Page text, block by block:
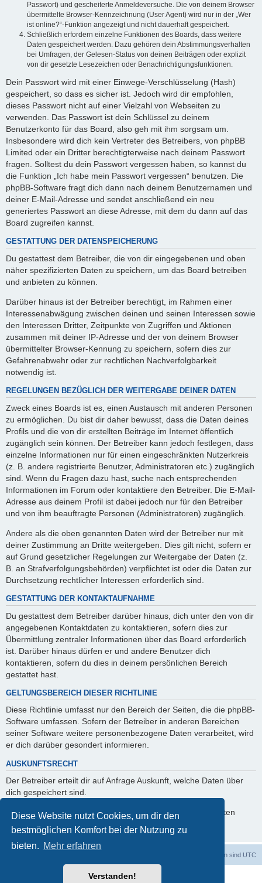
Diese Website nutzt Cookies, um dir den
bestmöglichen Komfort bei der Nutzung zu
bieten. Mehr erfahren
Verstanden!
Passwort) und gescheiterte Anmeldeversuche. Die von deinem Browser
übermittelte Browser-Kennzeichnung (User Agent) wird nur in der „Wer
ist online?“-Funktion angezeigt und nicht dauerhaft gespeichert.
Schließlich erfordern einzelne Funktionen des Boards, dass weitere
Daten gespeichert werden. Dazu gehören dein Abstimmungsverhalten
bei Umfragen, der Gelesen-Status von deinen Beiträgen oder explizit
von dir gesetzte Lesezeichen oder Benachrichtigungsfunktionen.
Dein Passwort wird mit einer Einwege-Verschlüsselung (Hash)
gespeichert, so dass es sicher ist. Jedoch wird dir empfohlen,
dieses Passwort nicht auf einer Vielzahl von Webseiten zu
verwenden. Das Passwort ist dein Schlüssel zu deinem
Benutzerkonto für das Board, also geh mit ihm sorgsam um.
Insbesondere wird dich kein Vertreter des Betreibers, von phpBB
Limited oder ein Dritter berechtigterweise nach deinem Passwort
fragen. Solltest du dein Passwort vergessen haben, so kannst du
die Funktion „Ich habe mein Passwort vergessen“ benutzen. Die
phpBB-Software fragt dich dann nach deinem Benutzernamen und
deiner E-Mail-Adresse und sendet anschließend ein neu
generiertes Passwort an diese Adresse, mit dem du dann auf das
Board zugreifen kannst.
GESTATTUNG DER DATENSPEICHERUNG
Du gestattest dem Betreiber, die von dir eingegebenen und oben
näher spezifizierten Daten zu speichern, um das Board betreiben
und anbieten zu können.
Darüber hinaus ist der Betreiber berechtigt, im Rahmen einer
Interessenabwägung zwischen deinen und seinen Interessen sowie
den Interessen Dritter, Zeitpunkte von Zugriffen und Aktionen
zusammen mit deiner IP-Adresse und der von deinem Browser
übermittelter Browser-Kennung zu speichern, sofern dies zur
Gefahrenabwehr oder zur rechtlichen Nachverfolgbarkeit
notwendig ist.
REGELUNGEN BEZÜGLICH DER WEITERGABE DEINER DATEN
Zweck eines Boards ist es, einen Austausch mit anderen Personen
zu ermöglichen. Du bist dir daher bewusst, dass die Daten deines
Profils und die von dir erstellten Beiträge im Internet öffentlich
zugänglich sein können. Der Betreiber kann jedoch festlegen, dass
einzelne Informationen nur für einen eingeschränkten Nutzerkreis
(z. B. andere registrierte Benutzer, Administratoren etc.) zugänglich
sind. Wenn du Fragen dazu hast, suche nach entsprechenden
Informationen im Forum oder kontaktiere den Betreiber. Die E-Mail-
Adresse aus deinem Profil ist dabei jedoch nur für den Betreiber
und von ihm beauftragte Personen (Administratoren) zugänglich.
Andere als die oben genannten Daten wird der Betreiber nur mit
deiner Zustimmung an Dritte weitergeben. Dies gilt nicht, sofern er
auf Grund gesetzlicher Regelungen zur Weitergabe der Daten (z.
B. an Strafverfolgungsbehörden) verpflichtet ist oder die Daten zur
Durchsetzung rechtlicher Interessen erforderlich sind.
GESTATTUNG DER KONTAKTAUFNAHME
Du gestattest dem Betreiber darüber hinaus, dich unter den von dir
angegebenen Kontaktdaten zu kontaktieren, sofern dies zur
Übermittlung zentraler Informationen über das Board erforderlich
ist. Darüber hinaus dürfen er und andere Benutzer dich
kontaktieren, sofern du dies in deinem persönlichen Bereich
gestattet hast.
GELTUNGSBEREICH DIESER RICHTLINIE
Diese Richtlinie umfasst nur den Bereich der Seiten, die die phpBB-
Software umfassen. Sofern der Betreiber in anderen Bereichen
seiner Software weitere personenbezogene Daten verarbeitet, wird
er dich darüber gesondert informieren.
AUSKUNFTSRECHT
Der Betreiber erteilt dir auf Anfrage Auskunft, welche Daten über
dich gespeichert sind.
Du kannst jederzeit die Löschung bzw. Sperrung deiner Daten
verlangen. Kontaktiere hierzu bitte den Betreiber.
Alle Zeiten sind UTC
Powered byphpBB® Forum Software © phpBB Limited